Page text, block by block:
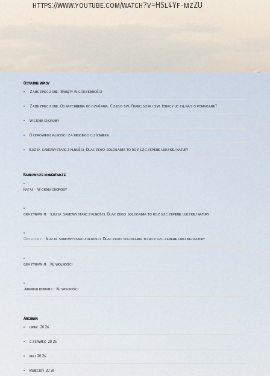
https://www.youtube.com/watch?v=HSl4Yf-mzZU
Ostatnie wpisy
Zabezpieczone: Święty w codzienności
Zabezpieczone: Od natchnienia do działania. Czego św. Franciszek i św. Ignacy uczą nas o pomaganiu?
W cieniu choroby
​O odpowiedzialności za drugiego człowieka.
Iluzja samowystarczalności. Dlaczego sologamia to rozszczepienie ludzkiej natury
Najnowsze komentarze
Rafał -W cieniu choroby
grazynaw-b -Iluzja samowystarczalności. Dlaczego sologamia to rozszczepienie ludzkiej natury
Grzegorz -Iluzja samowystarczalności. Dlaczego sologamia to rozszczepienie ludzkiej natury
grazynaw-b -Ku wolności
Jeremiah romans -Ku wolności
Archiwa
lipiec 2026
czerwiec 2026
maj 2026
kwiecień 2026